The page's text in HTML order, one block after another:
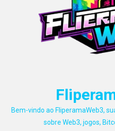
Bem-vindo ao FliperamaWeb3,
sobre Web3, jogos,